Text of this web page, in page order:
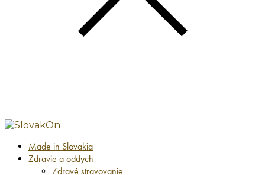
Made in Slovakia
Zdravie a oddych
Zdravé stravovanie